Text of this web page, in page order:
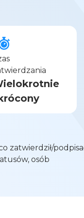
zatwierdził/
osób